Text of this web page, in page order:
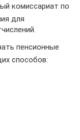
комиссариат по
для
пенсионные
способов: